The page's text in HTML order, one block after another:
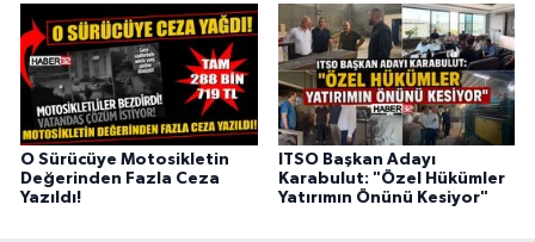
O Sürücüye Motosikletin
Değerinden Fazla Ceza
Yazıldı!
ITSO Başkan Adayı
Karabulut: "Özel Hükümler
Yatırımın Önünü Kesiyor"